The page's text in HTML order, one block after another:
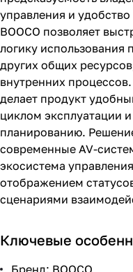
управления и
BOOCO позволяет
логику использования
других общих
внутренних
делает продукт
циклом эксплуатации
планированию.
современные AV-
экосистема
отображением
сценариями
Ключевые
Бренд: BOOCO